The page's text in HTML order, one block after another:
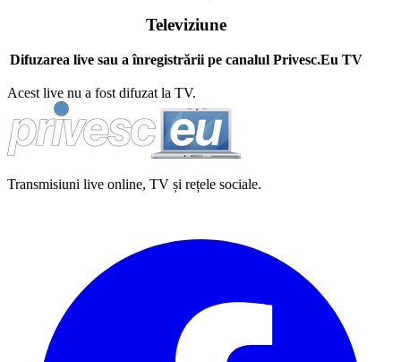
Televiziune
Difuzarea live sau a înregistrării pe canalul Privesc.Eu TV
Acest live nu a fost difuzat la TV.
Transmisiuni live online, TV și rețele sociale.